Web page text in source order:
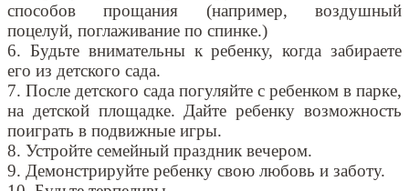
способов прощания (например, воздушный
поцелуй, поглаживание по спинке.)
6. Будьте внимательны к ребенку, когда забираете
его из детского сада.
7. После детского сада погуляйте с ребенком в парке,
на детской площадке. Дайте ребенку возможность
поиграть в подвижные игры.
8. Устройте семейный праздник вечером.
9. Демонстрируйте ребенку свою любовь и заботу.